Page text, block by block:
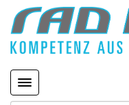
Toggle navigation